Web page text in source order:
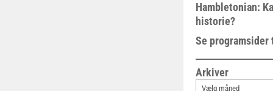
Hambletonian:
historie?
Se
Arkiver